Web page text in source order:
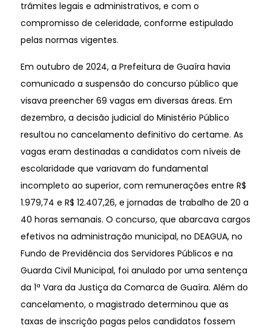
trâmites legais e administrativos, e com o
compromisso de celeridade, conforme estipulado
pelas normas vigentes.
Em outubro de 2024, a Prefeitura de Guaíra havia
comunicado a suspensão do concurso público que
visava preencher 69 vagas em diversas áreas. Em
dezembro, a decisão judicial do Ministério Público
resultou no cancelamento definitivo do certame. As
vagas eram destinadas a candidatos com níveis de
escolaridade que variavam do fundamental
incompleto ao superior, com remunerações entre R$
1.979,74 e R$ 12.407,26, e jornadas de trabalho de 20 a
40 horas semanais. O concurso, que abarcava cargos
efetivos na administração municipal, no DEAGUA, no
Fundo de Previdência dos Servidores Públicos e na
Guarda Civil Municipal, foi anulado por uma sentença
da 1ª Vara da Justiça da Comarca de Guaíra. Além do
cancelamento, o magistrado determinou que as
taxas de inscrição pagas pelos candidatos fossem